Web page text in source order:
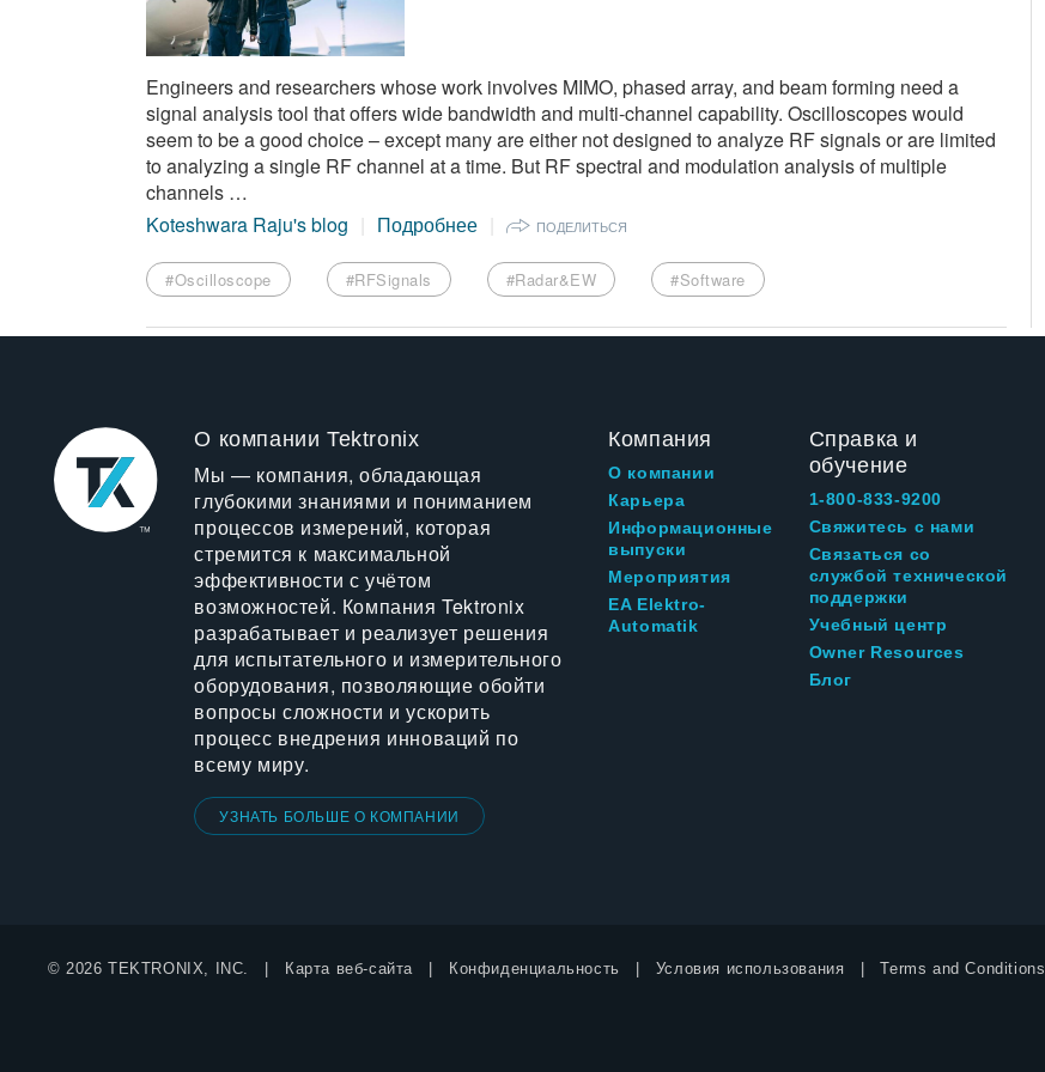
Engineers and researchers whose work involves MIMO, phased array, and beam forming need a
signal analysis tool that offers wide bandwidth and multi-channel capability. Oscilloscopes would
seem to be a good choice – except many are either not designed to analyze RF signals or are limited
to analyzing a single RF channel at a time. But RF spectral and modulation analysis of multiple
channels …
Koteshwara Raju's blog
Подробнее ПОДЕЛИТЬСЯ
#Oscilloscope #RFSignals #Radar&EW #Software
О компании Tektronix
Мы — компания, обладающая
глубокими знаниями и пониманием
процессов измерений, которая
стремится к максимальной
эффективности с учётом
возможностей. Компания Tektronix
разрабатывает и реализует решения
для испытательного и измерительного
оборудования, позволяющие обойти
вопросы сложности и ускорить
процесс внедрения инноваций по
всему миру.
УЗНАТЬ БОЛЬШЕ О КОМПАНИИ
Компания
О компании
Карьера
Информационные
выпуски
Мероприятия
EA Elektro-
Automatik
Справка и
обучение
1-800-833-9200
Свяжитесь с нами
Связаться со
службой технической
поддержки
Учебный центр
Owner Resources
Блог
© 2026 TEKTRONIX, INC. Карта веб-сайта Конфиденциальность Условия использования Terms and Conditions